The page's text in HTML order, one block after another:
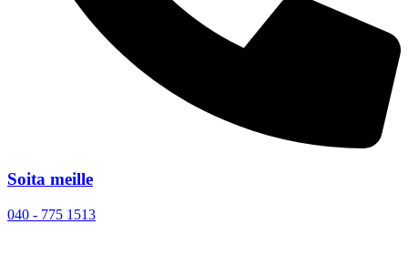
Soita meille
040 - 775 1513